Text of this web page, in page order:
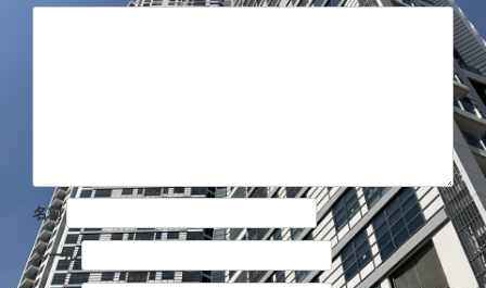
名前
メール